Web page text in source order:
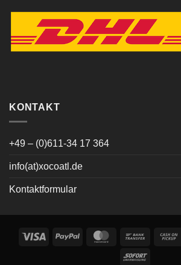
KONTAKT
+49 – (0)611-34 17 364
info(at)xocoatl.de
Kontaktformular
Visa PayPal MasterCardBank
Sofort